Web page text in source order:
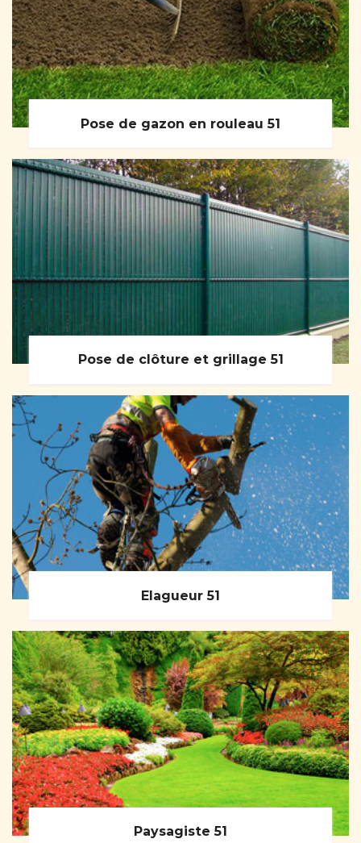
Pose de gazon en rouleau 51
Pose de clôture et grillage 51
Elagueur 51
Paysagiste 51